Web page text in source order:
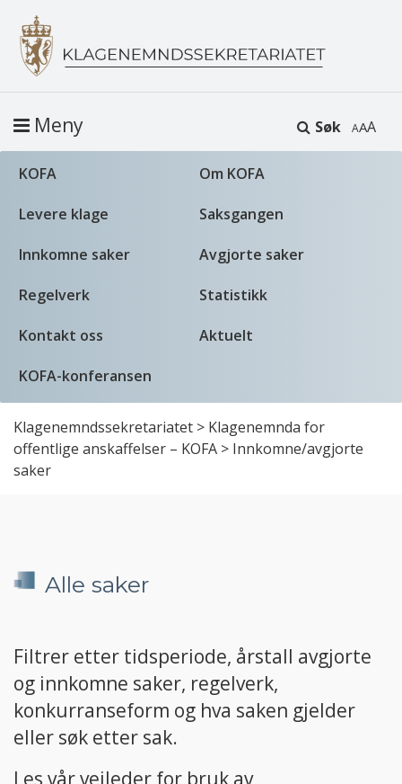
Søk A
Meny
KOFA Om KOFA
Levere klage Saksgangen
Innkomne saker Avgjorte saker
Regelverk Statistikk
Kontakt oss Aktuelt
KOFA-konferansen
Klagenemndssekretariatet > Klagenemnda for
offentlige anskaffelser – KOFA > Innkomne/avgjorte
saker
Alle saker
Filtrer etter tidsperiode, årstall avgjorte
og innkomne saker, regelverk,
konkurranseform og hva saken gjelder
eller søk etter sak.
Les vår veileder for bruk av